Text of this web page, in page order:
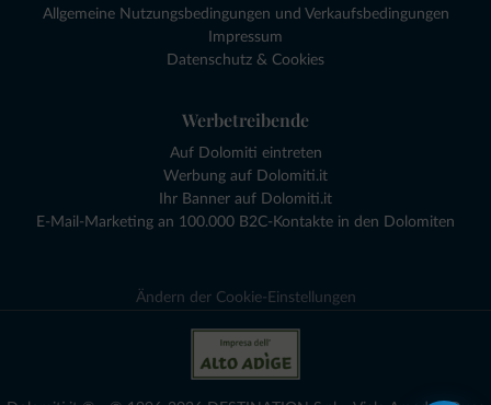
Allgemeine Nutzungsbedingungen und Verkaufsbedingungen
Impressum
Datenschutz & Cookies
Werbetreibende
Auf Dolomiti eintreten
Werbung auf Dolomiti.it
Ihr Banner auf Dolomiti.it
E-Mail-Marketing an 100.000 B2C-Kontakte in den Dolomiten
Ändern der Cookie-Einstellungen